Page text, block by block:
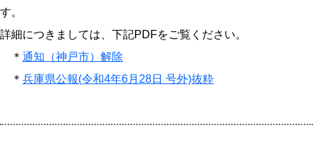
す。
詳細につきましては、下記PDFをご覧ください。
＊ 通知（神戸市）解除
＊ 兵庫県公報(令和4年6月28日 号外)抜粋